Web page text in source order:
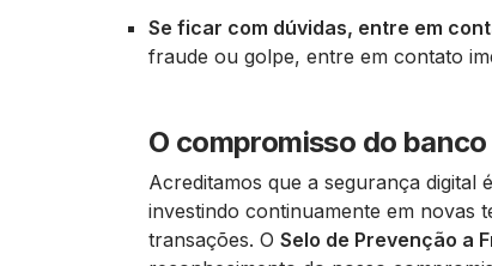
Se ficar com dúvidas, entre em
fraude ou golpe, entre em contato
O compromisso do
Acreditamos que a segurança digital
investindo continuamente em novas
transações. O Selo de Prevenção a